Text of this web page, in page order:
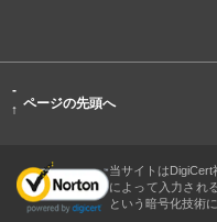
-
↑ ページの先頭へ
当サイトは
によって入力され
という暗号化技術